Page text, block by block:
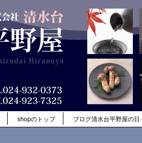
shopのトップ ブログ清水台平野屋の日